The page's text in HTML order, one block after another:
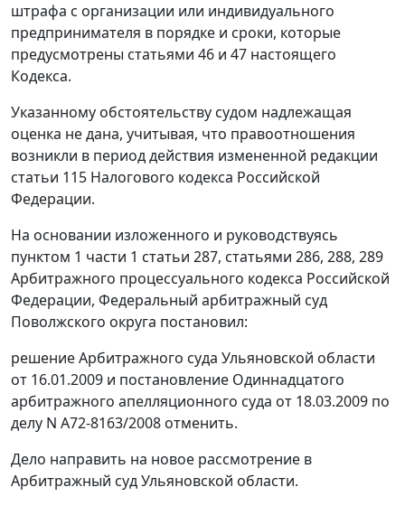
штрафа с организации или индивидуального
предпринимателя в порядке и сроки, которые
предусмотрены статьями 46 и 47 настоящего
Кодекса.
Указанному обстоятельству судом надлежащая
оценка не дана, учитывая, что правоотношения
возникли в период действия измененной редакции
статьи 115 Налогового кодекса Российской
Федерации.
На основании изложенного и руководствуясь
пунктом 1 части 1 статьи 287, статьями 286, 288, 289
Арбитражного процессуального кодекса Российской
Федерации, Федеральный арбитражный суд
Поволжского округа постановил:
решение Арбитражного суда Ульяновской области
от 16.01.2009 и постановление Одиннадцатого
арбитражного апелляционного суда от 18.03.2009 по
делу N А72-8163/2008 отменить.
Дело направить на новое рассмотрение в
Арбитражный суд Ульяновской области.